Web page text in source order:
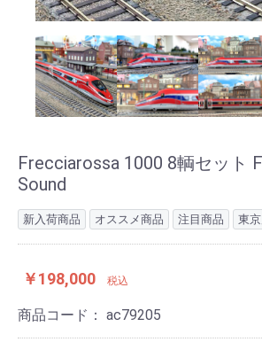
Frecciarossa 1000 8輌セット
Sound
新入荷商品 オススメ商品 注目商品 東
￥198,000 税込
商品コード： ac79205